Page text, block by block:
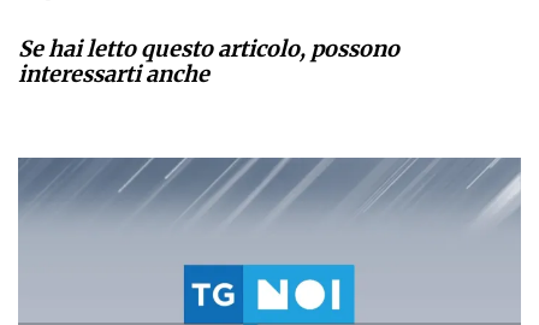
Se hai letto questo articolo, possono
interessarti anche